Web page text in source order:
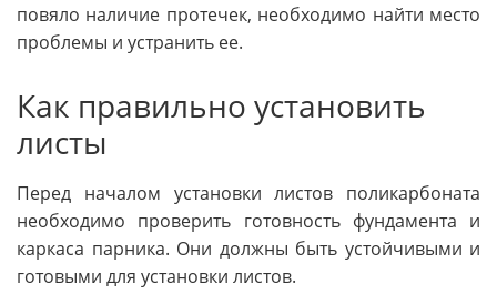
повяло наличие протечек, необходимо найти место
проблемы и устранить ее.
Как правильно установить
листы
Перед началом установки листов поликарбоната
необходимо проверить готовность фундамента и
каркаса парника. Они должны быть устойчивыми и
готовыми для установки листов.